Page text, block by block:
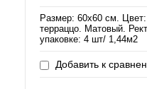
Размер: 60х60 см.
терраццо. Матовый.
упаковке: 4 шт/ 1,44м2
Добавить к